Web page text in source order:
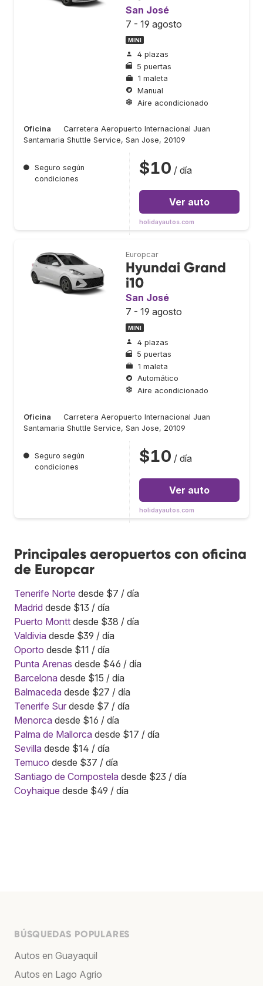
San José
7 - 19 agosto
MINI
4 plazas
5 puertas
1 maleta
Manual
Aire acondicionado
Oficina
Carretera Aeropuerto Internacional Juan
Santamaria Shuttle Service, San Jose, 20109
● Seguro según
condiciones
$10 / día
Ver auto
holidayautos.com
Europcar
Hyundai Grand
i10
San José
7 - 19 agosto
MINI
4 plazas
5 puertas
1 maleta
Automático
Aire acondicionado
Oficina
Carretera Aeropuerto Internacional Juan
Santamaria Shuttle Service, San Jose, 20109
● Seguro según
condiciones
$10 / día
Ver auto
holidayautos.com
Principales aeropuertos con oficina
de Europcar
Tenerife Norte desde $7 / día
Madrid desde $13 / día
Puerto Montt desde $38 / día
Valdivia desde $39 / día
Oporto desde $11 / día
Punta Arenas desde $46 / día
Barcelona desde $15 / día
Balmaceda desde $27 / día
Tenerife Sur desde $7 / día
Menorca desde $16 / día
Palma de Mallorca desde $17 / día
Sevilla desde $14 / día
Temuco desde $37 / día
Santiago de Compostela desde $23 / día
Coyhaique desde $49 / día
BÚSQUEDAS POPULARES
Autos en Guayaquil
Autos en Lago Agrio